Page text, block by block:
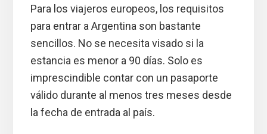
Para los viajeros europeos, los requisitos
para entrar a Argentina son bastante
sencillos. No se necesita visado si la
estancia es menor a 90 días. Solo es
imprescindible contar con un pasaporte
válido durante al menos tres meses desde
la fecha de entrada al país.